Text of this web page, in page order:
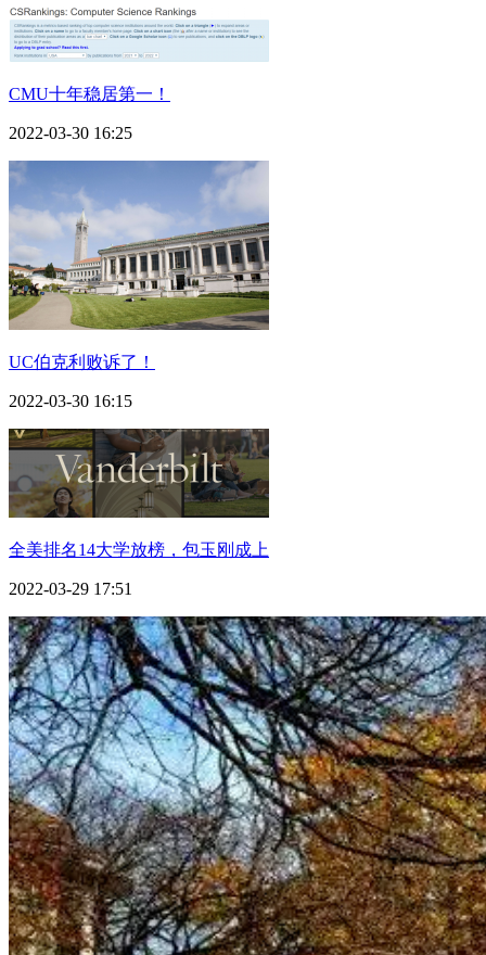
CMU十年稳居第一！
2022-03-30 16:25
UC伯克利败诉了！
2022-03-30 16:15
全美排名14大学放榜，包玉刚成上
2022-03-29 17:51